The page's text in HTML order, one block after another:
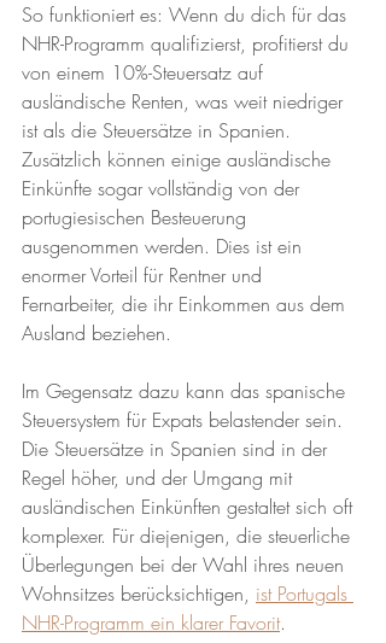
So funktioniert es: Wenn du dich für das
NHR-Programm qualifizierst, profitierst du
von einem 10%-Steuersatz auf
ausländische Renten, was weit niedriger
ist als die Steuersätze in Spanien.
Zusätzlich können einige ausländische
Einkünfte sogar vollständig von der
portugiesischen Besteuerung
ausgenommen werden. Dies ist ein
enormer Vorteil für Rentner und
Fernarbeiter, die ihr Einkommen aus dem
Ausland beziehen.
Im Gegensatz dazu kann das spanische
Steuersystem für Expats belastender sein.
Die Steuersätze in Spanien sind in der
Regel höher, und der Umgang mit
ausländischen Einkünften gestaltet sich oft
komplexer. Für diejenigen, die steuerliche
Überlegungen bei der Wahl ihres neuen
Wohnsitzes berücksichtigen, ist Portugals
NHR-Programm ein klarer Favorit.